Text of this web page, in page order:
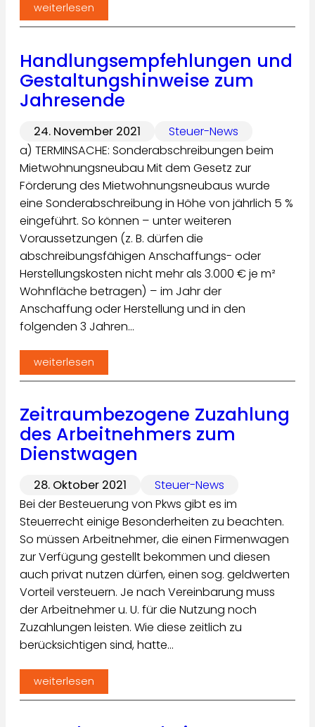
weiterlesen
Handlungsempfehlungen und
Gestaltungshinweise zum
Jahresende
24. November 2021
Steuer-News
a) TERMINSACHE: Sonderabschreibungen beim
Mietwohnungsneubau Mit dem Gesetz zur
Förderung des Mietwohnungsneubaus wurde
eine Sonderabschreibung in Höhe von jährlich 5 %
eingeführt. So können – unter weiteren
Voraussetzungen (z. B. dürfen die
abschreibungsfähigen Anschaffungs- oder
Herstellungskos­ten nicht mehr als 3.000 € je m²
Wohnfläche betragen) – im Jahr der
Anschaffung oder Herstellung und in den
folgenden 3 Jahren…
weiterlesen
Zeitraumbezogene Zuzahlung
des Arbeitnehmers zum
Dienstwagen
28. Oktober 2021
Steuer-News
Bei der Besteuerung von Pkws gibt es im
Steuerrecht einige Besonderheiten zu beachten.
So müssen Arbeitnehmer, die einen Firmenwagen
zur Verfügung gestellt bekommen und diesen
auch privat nutzen dürfen, einen sog. geldwerten
Vorteil versteuern. Je nach Vereinbarung muss
der Arbeitnehmer u. U. für die Nutzung noch
Zuzahlungen leisten. Wie diese zeitlich zu
berücksichtigen sind, hatte…
weiterlesen